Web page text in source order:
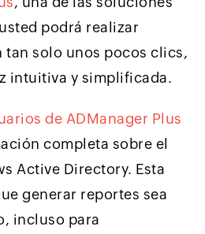
podrá realizar
tan solo unos pocos clics,
intuitiva y simplificada.
de ADManager Plus
completa sobre el
Active Directory. Esta
generar reportes sea
incluso para